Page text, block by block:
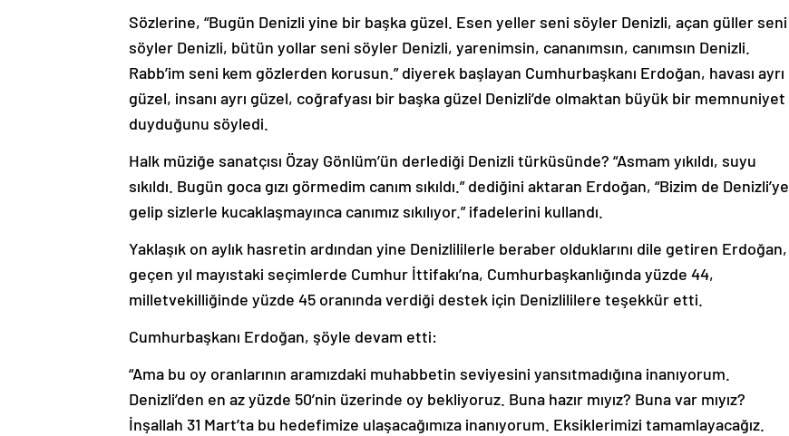
Sözlerine, “Bugün Denizli yine bir başka güzel. Esen yeller seni söyler Denizli, açan güller seni
söyler Denizli, bütün yollar seni söyler Denizli, yarenimsin, cananımsın, canımsın Denizli.
Rabb’im seni kem gözlerden korusun.” diyerek başlayan Cumhurbaşkanı Erdoğan, havası ayrı
güzel, insanı ayrı güzel, coğrafyası bir başka güzel Denizli’de olmaktan büyük bir memnuniyet
duyduğunu söyledi.
Halk müziğe sanatçısı Özay Gönlüm’ün derlediği Denizli türküsünde? “Asmam yıkıldı, suyu
sıkıldı. Bugün goca gızı görmedim canım sıkıldı.” dediğini aktaran Erdoğan, “Bizim de Denizli’ye
gelip sizlerle kucaklaşmayınca canımız sıkılıyor.” ifadelerini kullandı.
Yaklaşık on aylık hasretin ardından yine Denizlililerle beraber olduklarını dile getiren Erdoğan,
geçen yıl mayıstaki seçimlerde Cumhur İttifakı’na, Cumhurbaşkanlığında yüzde 44,
milletvekilliğinde yüzde 45 oranında verdiği destek için Denizlililere teşekkür etti.
Cumhurbaşkanı Erdoğan, şöyle devam etti:
“Ama bu oy oranlarının aramızdaki muhabbetin seviyesini yansıtmadığına inanıyorum.
Denizli’den en az yüzde 50’nin üzerinde oy bekliyoruz. Buna hazır mıyız? Buna var mıyız?
İnşallah 31 Mart’ta bu hedefimize ulaşacağımıza inanıyorum. Eksiklerimizi tamamlayacağız.